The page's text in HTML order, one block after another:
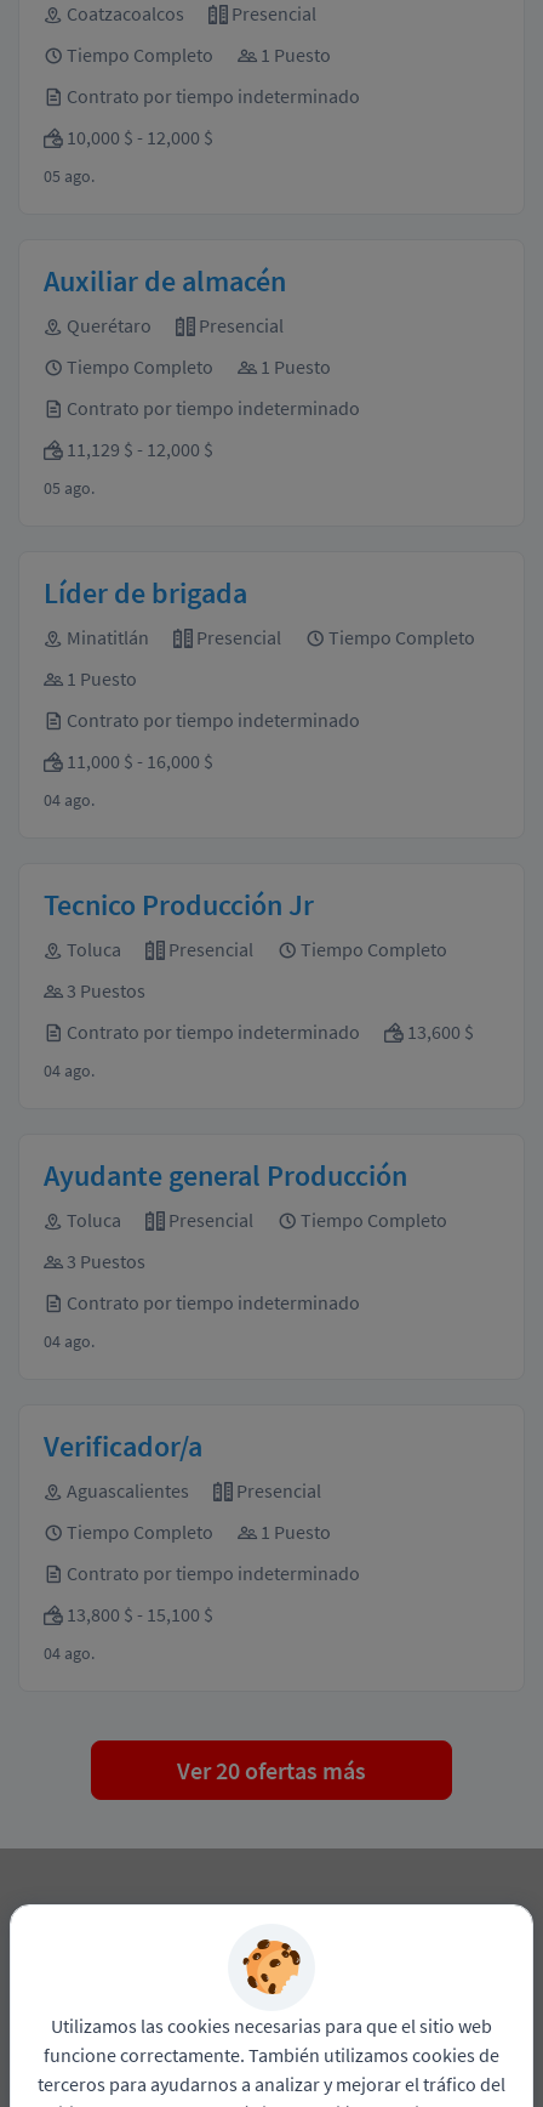
Coatzacoalcos
Presencial
Tiempo Completo
1 Puesto
Contrato por tiempo indeterminado
10,000 $ - 12,000 $
05 ago.
Auxiliar de almacén
Querétaro
Presencial
Tiempo Completo
1 Puesto
Contrato por tiempo indeterminado
11,129 $ - 12,000 $
05 ago.
Líder de brigada
Minatitlán Presencial
Tiempo Completo
1 Puesto
Contrato por tiempo indeterminado
11,000 $ - 16,000 $
04 ago.
Tecnico Producción Jr
Toluca Presencial
Tiempo Completo
3 Puestos
Contrato por tiempo indeterminado
13,600 $
04 ago.
Ayudante general Producción
Toluca Presencial
Tiempo Completo
3 Puestos
Contrato por tiempo indeterminado
04 ago.
Verificador/a
Aguascalientes
Presencial
Tiempo Completo
1 Puesto
Contrato por tiempo indeterminado
13,800 $ - 15,100 $
04 ago.
Ver 20 ofertas más
Si no tiene ofertas para su perfil,
puede enviarnos su currículum y
le informaremos cuando surja un
trabajo.
Utilizamos las cookies necesarias para que el sitio web
funcione correctamente. También utilizamos cookies de
terceros para ayudarnos a analizar y mejorar el tráfico del